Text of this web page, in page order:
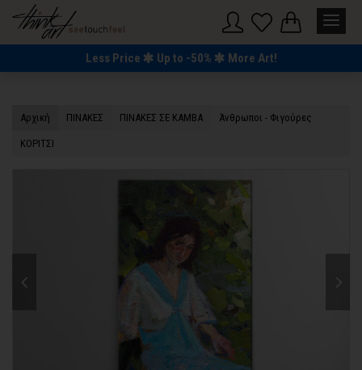
Less Price Up to -50% More Art!
Αρχική ΠΙΝΑΚΕΣ ΠΙΝΑΚΕΣ ΣΕ ΚΑΜΒΑ Άνθρωποι - Φιγούρες
ΚΟΡΙΤΣΙ